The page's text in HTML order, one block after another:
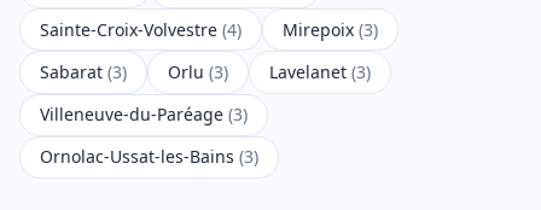
Sainte-Croix-Volvestre (4) Mirepoix (3)
Sabarat (3) Orlu (3) Lavelanet (3)
Villeneuve-du-Paréage (3)
Ornolac-Ussat-les-Bains (3)